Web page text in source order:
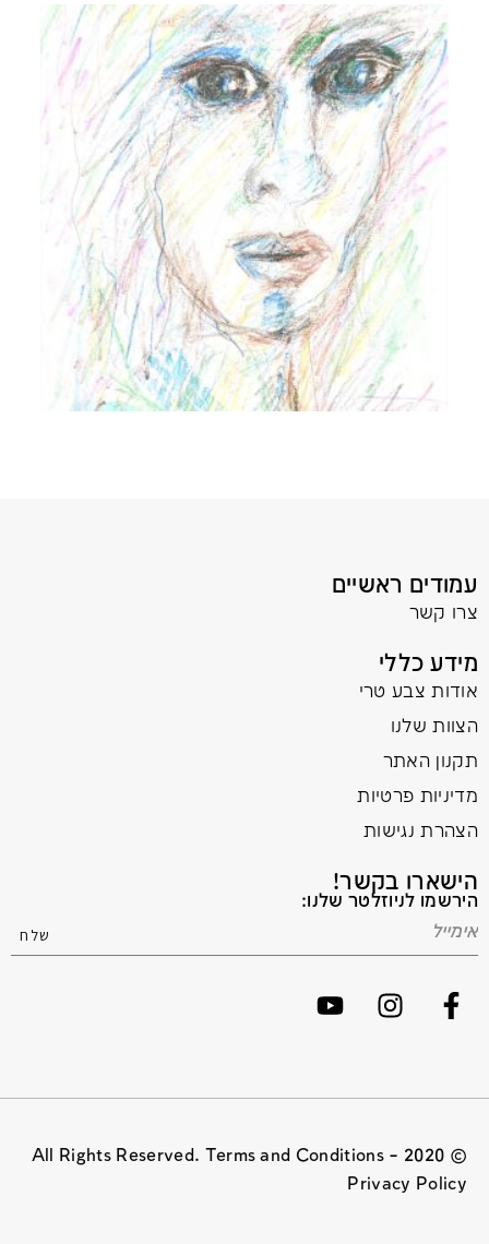
עמודים ראשיים
צרו קשר
מידע כללי
אודות צבע טרי
הצוות שלנו
תקנון האתר
מדיניות פרטיות
הצהרת נגישות
הישארו בקשר!
הירשמו לניוזלטר שלנו:
© 2020 All Rights Reserved. Terms and Conditions –
Privacy Policy